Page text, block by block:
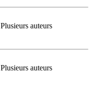
Plusieurs auteurs
Plusieurs auteurs